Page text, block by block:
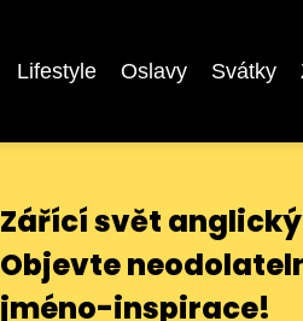
Lifestyle Oslavy Svátky
Zářící svět
Objevte
jméno-inspirace!